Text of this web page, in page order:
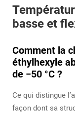
basse et
Comment la
éthylhexyle
de −50 °C ?
Ce qui distingue
façon dont sa